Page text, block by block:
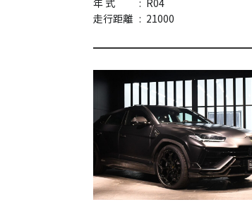
年 式
: R04
走行距離 : 21000